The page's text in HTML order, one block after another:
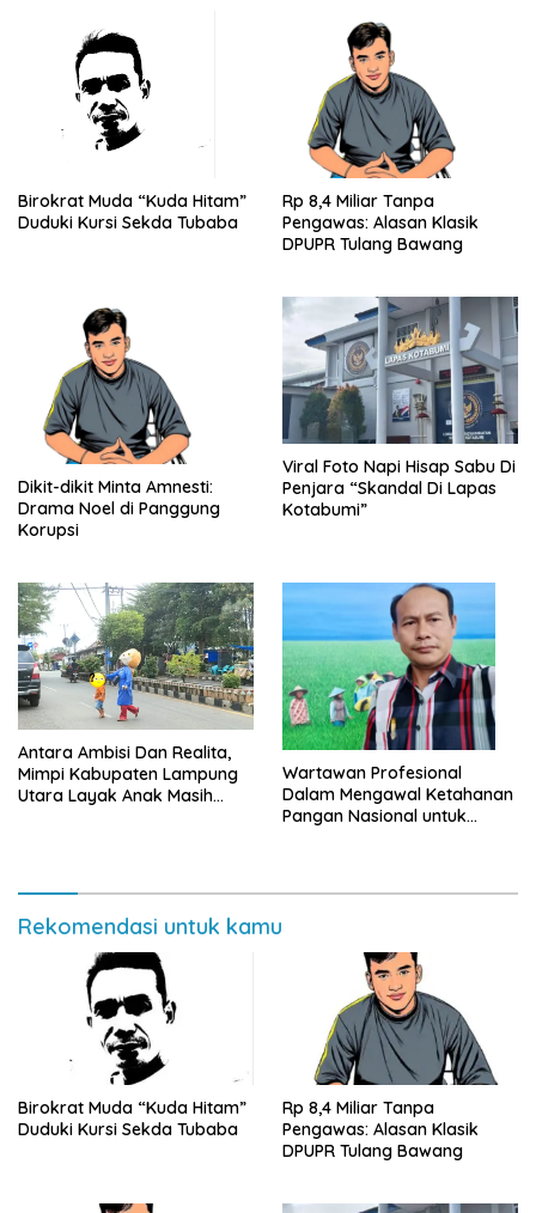
Birokrat Muda “Kuda Hitam”
Duduki Kursi Sekda Tubaba
Rp 8,4 Miliar Tanpa
Pengawas: Alasan Klasik
DPUPR Tulang Bawang
Dikit-dikit Minta Amnesti:
Drama Noel di Panggung
Korupsi
Viral Foto Napi Hisap Sabu Di
Penjara “Skandal Di Lapas
Kotabumi”
Antara Ambisi Dan Realita,
Mimpi Kabupaten Lampung
Utara Layak Anak Masih
Wartawan Profesional
Dalam Mengawal Ketahanan
Pangan Nasional untuk
Distribusi Pupuk, Oleh :
Rekomendasi untuk kamu
Birokrat Muda “Kuda Hitam”
Duduki Kursi Sekda Tubaba
Rp 8,4 Miliar Tanpa
Pengawas: Alasan Klasik
DPUPR Tulang Bawang